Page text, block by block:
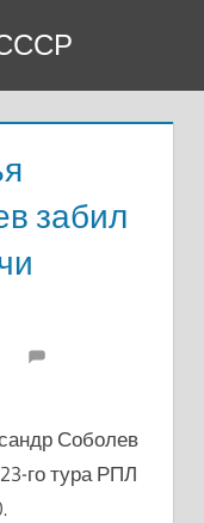
СССР
забил
Соболев
го тура РПЛ